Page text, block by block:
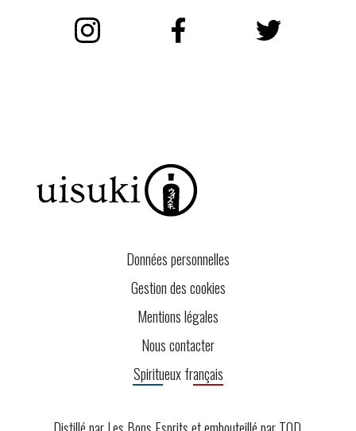
Données personnelles
Gestion des cookies
Mentions légales
Nous contacter
Spiritueux français